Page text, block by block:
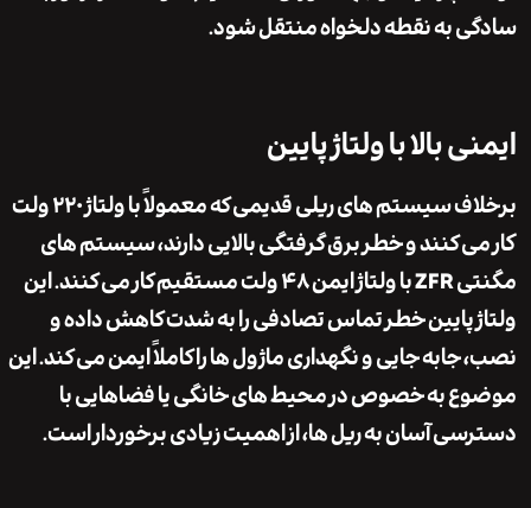
به نقطه دلخواه منتقل شود.
بالا با ولتاژ پایین
برخلاف سیستم های ریلی قدیمی که معمولاً با ولتاژ ۲۲۰ ولت
کنند و خطر برق گرفتگی بالایی دارند، سیستم های
مگنتی ZFR با ولتاژ ایمن ۴۸ ولت مستقیم کار می کنند. این
پایین خطر تماس تصادفی را به شدت کاهش داده و
جایی و نگهداری ماژول ها را کاملاً ایمن می کند. این
به خصوص در محیط های خانگی یا فضاهایی با
آسان به ریل ها، از اهمیت زیادی برخوردار است.